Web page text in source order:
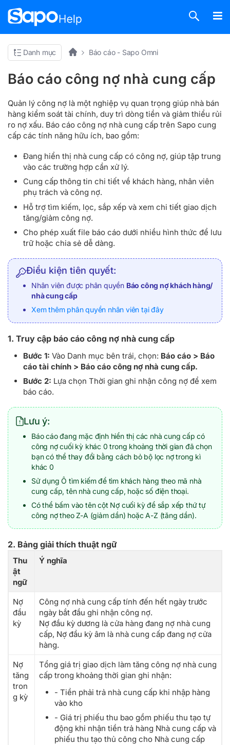
Danh mục Báo cáo - Sapo Omni
Báo cáo công nợ nhà cung cấp
Quản lý công nợ là một nghiệp vụ quan trọng giúp nhà bán
hàng kiểm soát tài chính, duy trì dòng tiền và giảm thiểu rủi
ro nợ xấu. Báo cáo công nợ nhà cung cấp trên Sapo cung
cấp các tính năng hữu ích, bao gồm:
Đang hiển thị nhà cung cấp có công nợ, giúp tập trung
vào các trường hợp cần xử lý.
Cung cấp thông tin chi tiết về khách hàng, nhân viên
phụ trách và công nợ.
Hỗ trợ tìm kiếm, lọc, sắp xếp và xem chi tiết giao dịch
tăng/giảm công nợ.
Cho phép xuất file báo cáo dưới nhiều hình thức để lưu
trữ hoặc chia sẻ dễ dàng.
Điều kiện tiên quyết:
Nhân viên được phân quyền Báo công nợ khách hàng/
nhà cung cấp
Xem thêm phân quyền nhân viên tại đây
1. Truy cập báo cáo công nợ nhà cung cấp
Bước 1: Vào Danh mục bên trái, chọn: Báo cáo > Báo
cáo tài chính > Báo cáo công nợ nhà cung cấp.
Bước 2: Lựa chọn Thời gian ghi nhận công nợ để xem
báo cáo.
Lưu ý:
Báo cáo đang mặc định hiển thị các nhà cung cấp có
công nợ cuối kỳ khác 0 trong khoảng thời gian đã chọn
bạn có thể thay đổi bằng cách bỏ bộ lọc nợ trong kì
khác 0
Sử dụng Ô tìm kiếm để tìm khách hàng theo mã nhà
cung cấp, tên nhà cung cấp, hoặc số điện thoại.
Có thể bấm vào tên cột Nợ cuối kỳ để sắp xếp thứ tự
công nợ theo Z-A (giảm dần) hoặc A-Z (tăng dần).
2. Bảng giải thích thuật ngữ
Thu
ật
ngữ
Ý nghĩa
Nợ
đầu
kỳ
Công nợ nhà cung cấp tính đến hết ngày trước
ngày bắt đầu ghi nhận công nợ.
Nợ đầu kỳ dương là cửa hàng đang nợ nhà cung
cấp, Nợ đầu kỳ âm là nhà cung cấp đang nợ cửa
hàng.
Nợ
tăng
tron
g kỳ
Tổng giá trị giao dịch làm tăng công nợ nhà cung
cấp trong khoảng thời gian ghi nhận:
- Tiền phải trả nhà cung cấp khi nhập hàng
vào kho
- Giá trị phiếu thu bao gồm phiếu thu tạo tự
động khi nhận tiền trả hàng Nhà cung cấp và
phiếu thu tạo thủ công cho Nhà cung cấp